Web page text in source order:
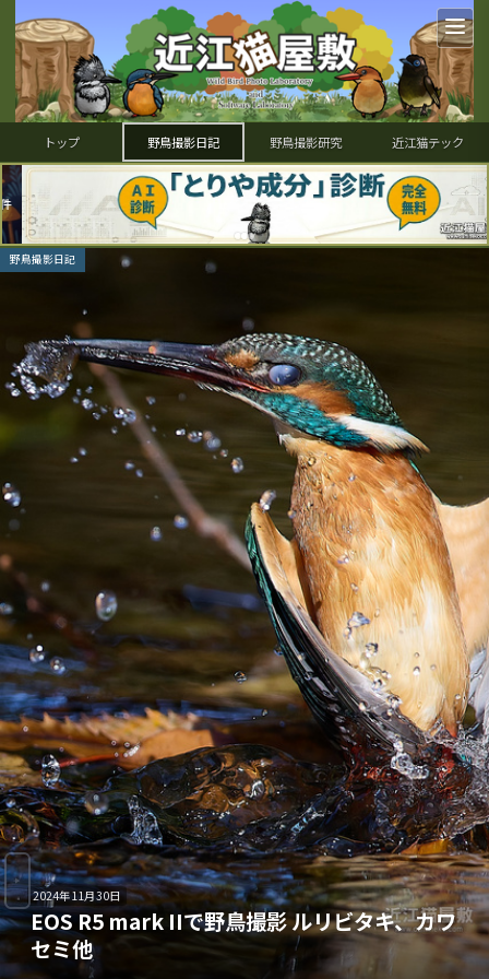
トップ 野鳥撮影日記 野鳥撮影研究 近江猫テック
野鳥撮影日記
2024年11月30日
EOS R5 mark IIで野鳥撮影 ルリビタキ、カワ
セミ他